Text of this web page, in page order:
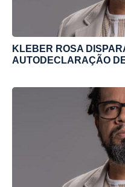
KLEBER ROSA
AUTODECLARAÇÃO